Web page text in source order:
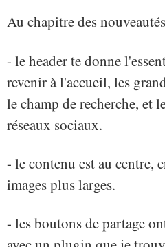
Au chapitre des
- le header te donne
revenir à l'accueil, les
le champ de recherche, et
réseaux sociaux.
- le contenu est au centre,
images plus larges.
- les boutons de partage